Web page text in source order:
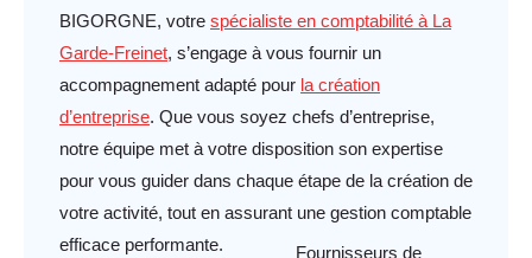
BIGORGNE, votre spécialiste en comptabilité à La
Garde-Freinet, s’engage à vous fournir un
accompagnement adapté pour la création
d’entreprise. Que vous soyez chefs d’entreprise,
notre équipe met à votre disposition son expertise
pour vous guider dans chaque étape de la création de
votre activité, tout en assurant une gestion comptable
efficace performante.
Fournisseurs de